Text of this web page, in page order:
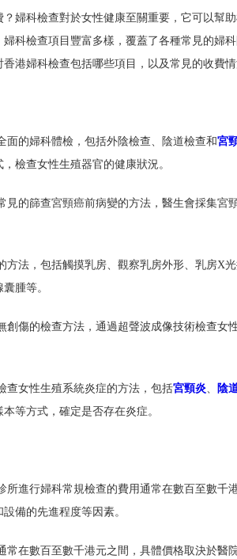
婦科檢查對於女性健康至關重要，它可以幫
科檢查項目豐富多樣，覆蓋了各種常見的婦
港婦科檢查包括哪些項目，以及常見的收費情
的婦科體檢，包括外陰檢查、陰道檢查和宮
檢查女性生殖器官的健康狀況。
見的篩查宮頸癌前病變的方法，醫生會採集宮
方法，包括觸摸乳房、觀察乳房外形、乳房X
腫等。
創傷的檢查方法，通過超聲波成像技術檢查女
查女性生殖系統炎症的方法，包括宮頸炎、 陰
等方式，確定是否存在炎症。
進行婦科常規檢查的費用通常在數百至數千
備的先進程度等因素。
常在數百至數千港元之間，具體價格取決於醫